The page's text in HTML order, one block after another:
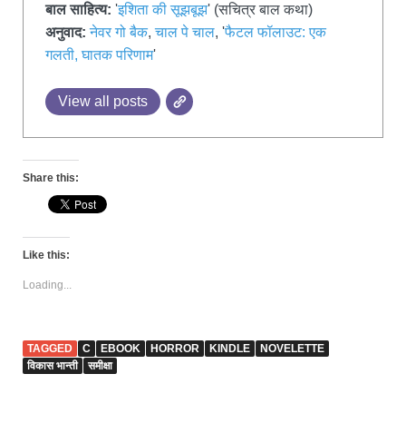
बाल साहित्य: 'इशिता की सूझबूझ' (सचित्र बाल कथा)
अनुवाद: नेवर गो बैक,चाल पे चाल, 'फैटल फॉलाउट: एक
गलती, घातक परिणाम'
View all posts
Share this:
Like this:
Loading...
TAGGED C EBOOK HORROR KINDLE
NOVELETTE
विकास भान्ती
समीक्षा